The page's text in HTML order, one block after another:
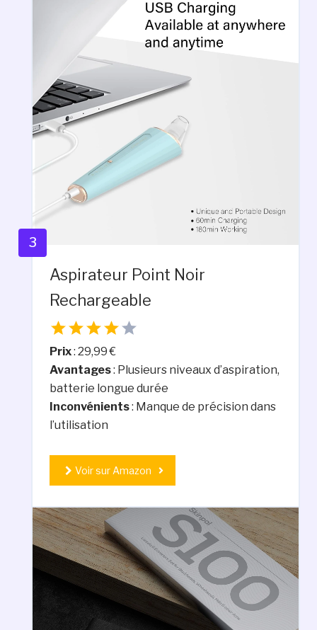
3
Aspirateur Point Noir
Rechargeable
Prix: 29,99 €
Avantages: Plusieurs niveaux d’aspiration,
batterie longue durée
Inconvénients: Manque de précision dans
l’utilisation
Voir sur Amazon